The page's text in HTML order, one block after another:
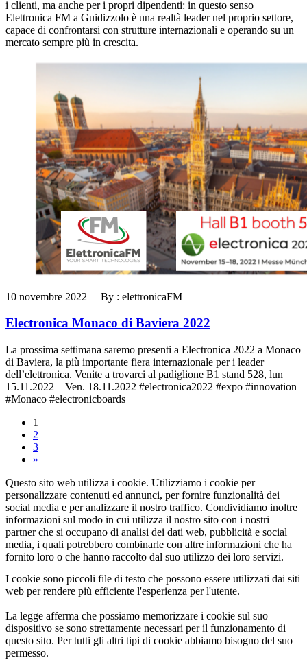
i clienti, ma anche per i propri dipendenti: in questo senso
Elettronica FM a Guidizzolo è una realtà leader nel proprio settore,
capace di confrontarsi con strutture internazionali e operando su un
mercato sempre più in crescita.
10 novembre 2022 By : elettronicaFM
Electronica Monaco di Baviera 2022
La prossima settimana saremo presenti a Electronica 2022 a Monaco
di Baviera, la più importante fiera internazionale per i leader
dell’elettronica. Venite a trovarci al padiglione B1 stand 528, lun
15.11.2022 – Ven. 18.11.2022 #electronica2022 #expo #innovation
#Monaco #electronicboards
1
2
3
»
Questo sito web utilizza i cookie. Utilizziamo i cookie per
personalizzare contenuti ed annunci, per fornire funzionalità dei
social media e per analizzare il nostro traffico. Condividiamo inoltre
informazioni sul modo in cui utilizza il nostro sito con i nostri
partner che si occupano di analisi dei dati web, pubblicità e social
media, i quali potrebbero combinarle con altre informazioni che ha
fornito loro o che hanno raccolto dal suo utilizzo dei loro servizi.
I cookie sono piccoli file di testo che possono essere utilizzati dai siti
web per rendere più efficiente l'esperienza per l'utente.
La legge afferma che possiamo memorizzare i cookie sul suo
dispositivo se sono strettamente necessari per il funzionamento di
questo sito. Per tutti gli altri tipi di cookie abbiamo bisogno del suo
permesso.